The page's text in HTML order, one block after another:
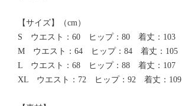
【サイズ】（cm）
S ウエスト：60 ヒップ：80 着丈：103
M ウエスト：64 ヒップ：84 着丈：105
L ウエスト：68 ヒップ：88 着丈：107
XL ウエスト：72 ヒップ：92 着丈：109